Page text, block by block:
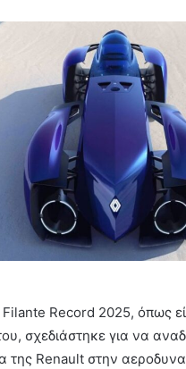
Filante Record 2025, όπως
σχεδιάστηκε για να
της Renault στην